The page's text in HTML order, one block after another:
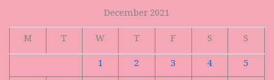
December 2021
M
T W T F S
S
1
2 3 4
5